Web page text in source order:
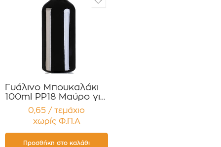
Γυάλινο Μπουκαλάκι
100ml PP18 Μαύρο για
Αιθέρια Έλαια ,
Βάμματα , Αρώματα
Συσκευασία 12
τεμαχίων
0,65 / τεμάχιο
χωρίς Φ.Π.Α
Προσθήκη στο καλάθι